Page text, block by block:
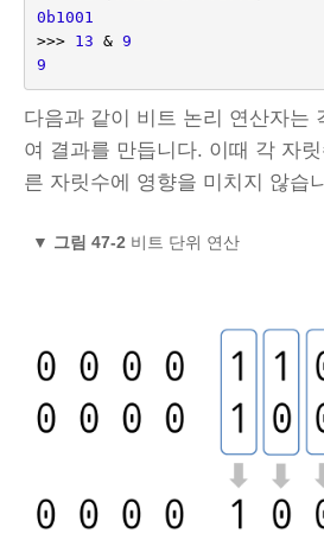
0b1001
>>>
13 & 9
9
다음과 같이 비트 논리 연산자는
여 결과를 만듭니다. 이때 각 자
른 자릿수에 영향을 미치지 않습
▼ 그림 47-2 비트 단위 연산